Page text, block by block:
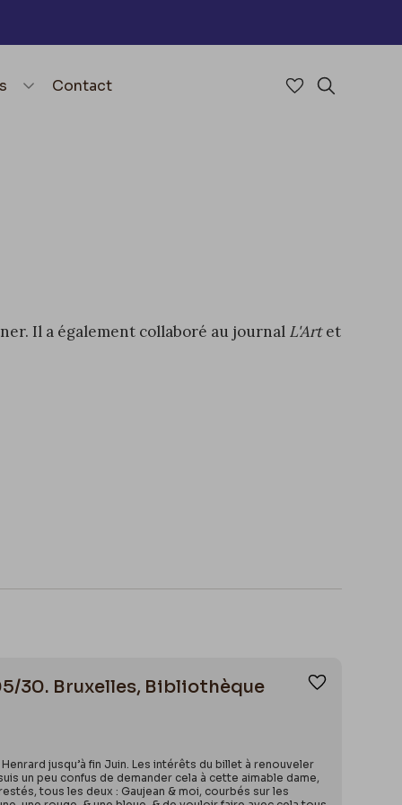
Contact Accéder à
Il a également collaboré au journal L'Artet
30. Bruxelles, Bibliothèque
jusqu’à fin Juin. Les intérêts du billet à renouveler
un peu confus de demander cela à cette aimable dame,
tous les deux : Gaujean & moi, courbés sur les
Ajouter